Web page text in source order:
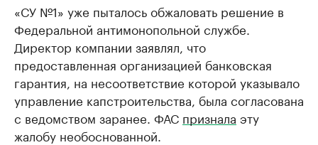
«СУ №1» уже пыталось обжаловать решение в
Федеральной антимонопольной службе.
Директор компании заявлял, что
предоставленная организацией банковская
гарантия, на несоответствие которой указывало
управление капстроительства, была согласована
с ведомством заранее. ФАС признала эту
жалобу необоснованной.